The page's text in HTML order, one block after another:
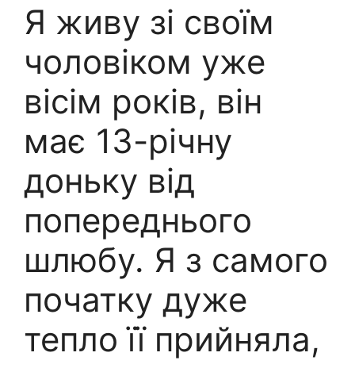
Я живу зі своїм
чоловіком уже
вісім років, він
має 13-річну
доньку від
попереднього
шлюбу. Я з самого
початку дуже
тепло її прийняла,